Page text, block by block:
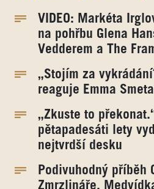
VIDEO: Markéta
na pohřbu Glena
Vedderem a The
„Stojím za
reaguje Emma
„Zkuste to
pětapadesáti lety
nejtvrdší desku
Podivuhodný příběh
Zmrzlináře,